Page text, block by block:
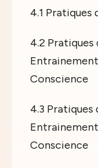
4.1 Pratiques
4.2 Pratiques
Conscience
4.3 Pratiques
Conscience